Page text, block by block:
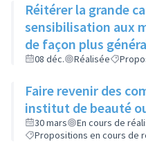
Réitérer la grande
sensibilisation aux
de façon plus
ses réseaux sociaux
08 déc. Réalisée
Faire revenir des
institut de beauté
30 mars
En cours de
Propositions en cours de